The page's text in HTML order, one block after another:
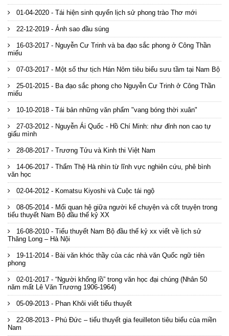
01-04-2020 - Tái hiện sinh quyển lịch sử phong trào Thơ mới
22-12-2019 - Ánh sao đầu súng
16-03-2017 - Nguyễn Cư Trinh và ba đạo sắc phong ở Công Thần
miếu
07-03-2017 - Một số thư tịch Hán Nôm tiêu biểu sưu tầm tại Nam Bộ
25-01-2015 - Ba đạo sắc phong cho Nguyễn Cư Trinh ở Công Thần
miếu
10-10-2018 - Tái bản những văn phẩm "vang bóng thời xuân"
27-03-2012 - Nguyễn Ái Quốc - Hồ Chí Minh: như đỉnh non cao tự
giấu mình
28-08-2017 - Trương Tửu và Kinh thi Việt Nam
14-06-2017 - Thẩm Thệ Hà nhìn từ lĩnh vực nghiên cứu, phê bình
văn học
02-04-2012 - Komatsu Kiyoshi và Cuộc tái ngộ
08-05-2014 - Mối quan hệ giữa người kể chuyện và cốt truyện trong
tiểu thuyết Nam Bộ đầu thế kỷ XX
16-08-2010 - Tiểu thuyết Nam Bộ đầu thế kỷ xx viết về lịch sử
Thăng Long – Hà Nội
19-11-2014 - Bài văn khóc thầy của các nhà văn Quốc ngữ tiên
phong
02-01-2017 - “Người khổng lồ” trong văn học đại chúng (Nhân 50
năm mất Lê Văn Trương 1906-1964)
05-09-2013 - Phan Khôi viết tiểu thuyết
22-08-2013 - Phú Đức – tiểu thuyết gia feuilleton tiêu biểu của miền
Nam